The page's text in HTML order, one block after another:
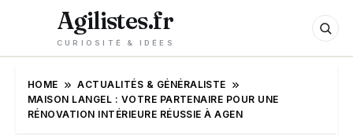
Agilistes.fr
CURIOSITÉ & IDÉES
HOME
ACTUALITÉS & GÉNÉRALISTE
MAISON LANGEL : VOTRE PARTENAIRE POUR UNE
RÉNOVATION INTÉRIEURE RÉUSSIE À AGEN